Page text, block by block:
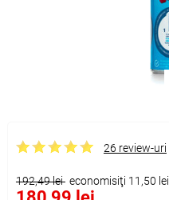
26 review-uri
192,49 lei economisiţi 11,50 lei